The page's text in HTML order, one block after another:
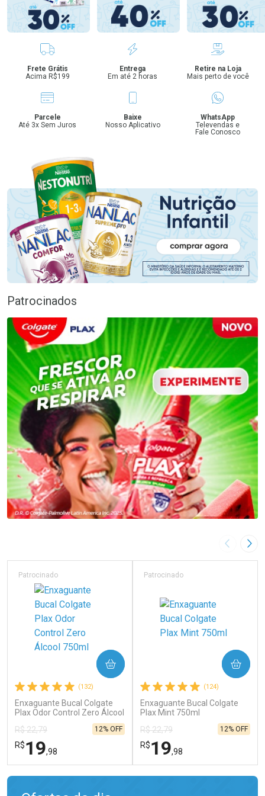
Benefícios
Frete Grátis
Acima R$199
Entrega
Em até 2 horas
Retire na Loja
Mais perto de você
Parcele
Até 3x Sem Juros
Baixe
Nosso Aplicativo
WhatsApp
Televendas e
Fale Conosco
Patrocinados
Imagem
(132)
Enxaguante Bucal Colgate
Plax Odor Control Zero Álcool
Patrocinado
R$ 22,79
R$19,98
12% OFF
COMPRAR
(124)
Enxaguante Bucal Colgate
Plax Mint 750ml
Patrocinado
R$ 22,79
R$19,98
12% OFF
COMPRAR